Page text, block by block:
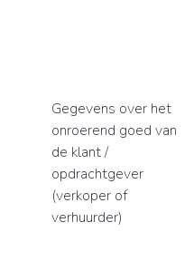
Gegevens over het
onroerend goed van
de klant /
opdrachtgever
(verkoper of
verhuurder)